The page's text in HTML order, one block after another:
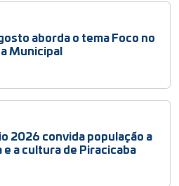
aborda o tema Foco no
Municipal
2026 convida população a
a cultura de Piracicaba